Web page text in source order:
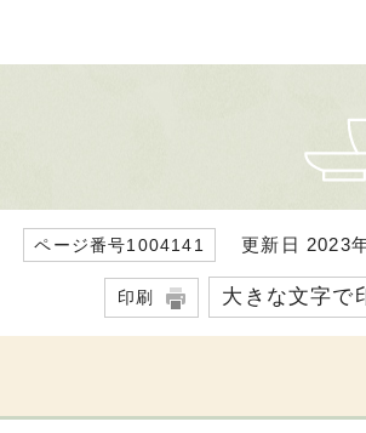
ページ番号1004141 更新日 2023
印刷 大きな文字で